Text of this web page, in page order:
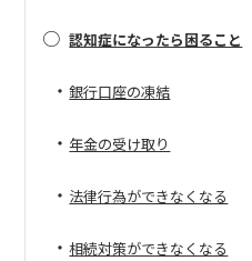
○認知症になったら困ること
・銀行口座の凍結
・年金の受け取り
・ 法律行為ができなくなる
・相続対策ができなくなる